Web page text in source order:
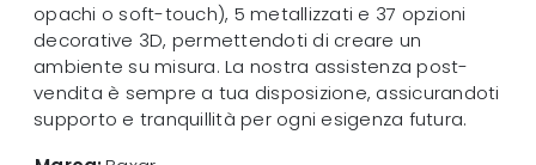
opachi o soft-touch), 5 metallizzati e 37 opzioni
decorative 3D, permettendoti di creare un
ambiente su misura. La nostra assistenza post-
vendita è sempre a tua disposizione, assicurandoti
supporto e tranquillità per ogni esigenza futura.